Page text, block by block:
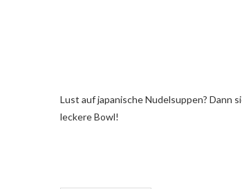
Lust auf japanische Nudelsuppen? Dann
leckere Bowl!